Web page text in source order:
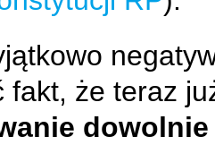
fakt, że teraz
dowolnie